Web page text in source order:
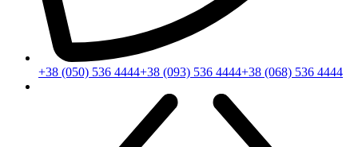
+38 (050) 536 4444+38 (093) 536 4444+38 (068) 536 4444